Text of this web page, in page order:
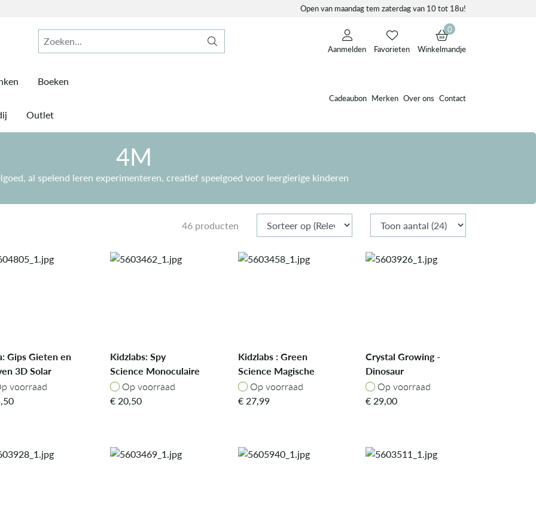
Open van maandag tem zaterdag van 10 tot 18u!
Aanmelden Favorieten
0
Winkelmandje
Boeken
Outlet
Cadeaubon Merken Over ons Contact
4M
al spelend leren experimenteren, creatief speelgoed voor leergierige kinderen
46 producten
Gips Gieten en
3D Solar
Steen
voorraad
voorraad
Kidzlabs: Spy
Science Monoculaire
Nachtkijker
Op voorraad
Op voorraad
€20,50
Kidzlabs : Green
Science Magische
Waterkraan
Op voorraad
Op voorraad
€27,99
Crystal Growing -
Dinosaur
Op voorraad
Op voorraad
€29,00